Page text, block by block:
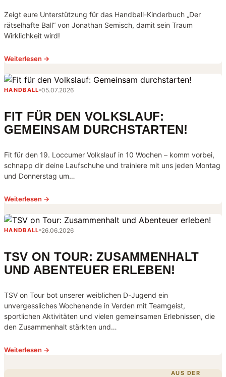
Zeigt eure Unterstützung für das Handball-Kinderbuch „Der
rätselhafte Ball“ von Jonathan Semisch, damit sein Traum
Wirklichkeit wird!
Weiterlesen →
HANDBALL 05.07.2026
FIT FÜR DEN VOLKSLAUF:
GEMEINSAM DURCHSTARTEN!
Fit für den 19. Loccumer Volkslauf in 10 Wochen – komm vorbei,
schnapp dir deine Laufschuhe und trainiere mit uns jeden Montag
und Donnerstag um…
Weiterlesen →
HANDBALL 26.06.2026
TSV ON TOUR: ZUSAMMENHALT
UND ABENTEUER ERLEBEN!
TSV on Tour bot unserer weiblichen D-Jugend ein
unvergessliches Wochenende in Verden mit Teamgeist,
sportlichen Aktivitäten und vielen gemeinsamen Erlebnissen, die
den Zusammenhalt stärkten und…
Weiterlesen →
AUS DER